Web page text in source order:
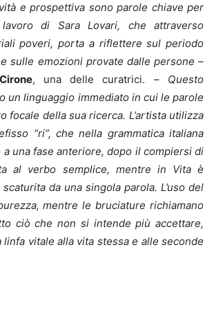
e prospettiva sono parole chiave per
di Sara Lovari, che attraverso
poveri, porta a riflettere sul periodo
sulle emozioni provate dalle persone –
, una delle curatrici. – Questo
un linguaggio immediato in cui le parole
focale della sua ricerca. L’artista utilizza
“ri”, che nella grammatica italiana
una fase anteriore, dopo il compiersi di
al verbo semplice, mentre in Vita è
scaturita da una singola parola. L’uso del
mentre le bruciature richiamano
ciò che non si intende più accettare,
linfa vitale alla vita stessa e alle seconde